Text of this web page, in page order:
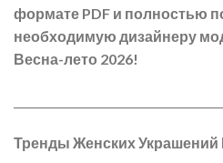
формате PDF и полностью
необходимую дизайнеру
Весна-лето 2026!
Тренды Женских Украшений